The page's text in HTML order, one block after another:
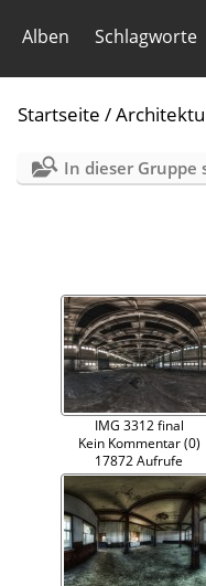
Alben Schlagworte
Startseite /
In dieser Gruppe
IMG 3312 final
Kein Kommentar (0)
17872 Aufrufe